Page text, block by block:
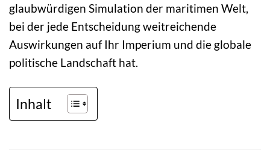
glaubwürdigen Simulation der maritimen Welt,
bei der jede Entscheidung weitreichende
Auswirkungen auf Ihr Imperium und die globale
politische Landschaft hat.
Inhalt